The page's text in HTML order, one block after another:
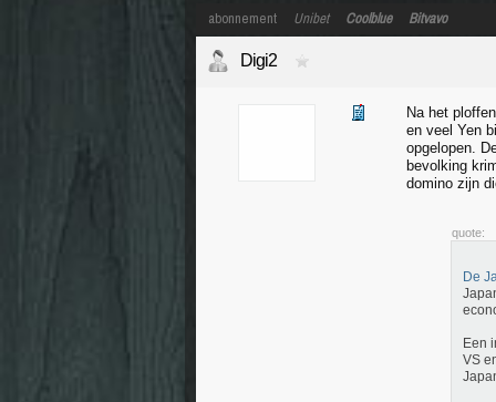
abonnement Unibet Coolblue Bitvavo
Digi2
Na het
en veel Yen
opgelopen.
bevolking
domino zijn
quote:
De
Een
VS